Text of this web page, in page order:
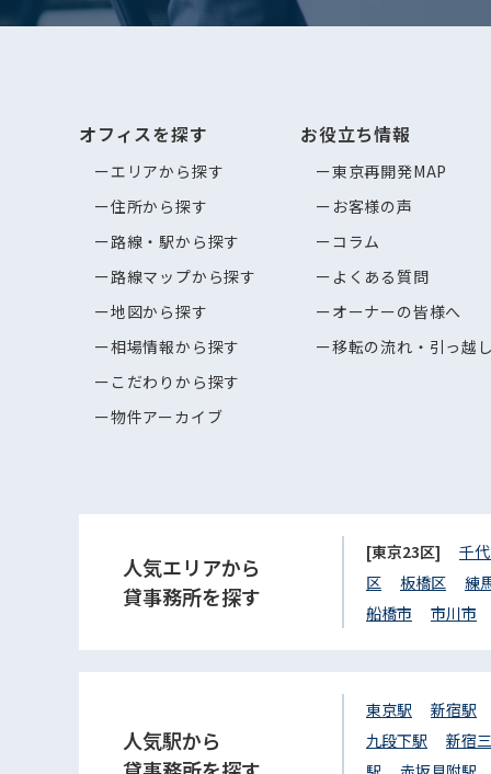
オフィスを探す
エリアから探す
住所から探す
路線・駅から探す
路線マップから探す
地図から探す
相場情報から探す
こだわりから探す
物件アーカイブ
お役立ち情報
東京再開発MAP
お客様の声
コラム
よくある質問
オーナーの皆様へ
移転の流れ・引っ越
人気エリアから
貸事務所を探す
[東京23区] 千
区
板橋区
練
船橋市
市川市
人気駅から
東京駅
新宿駅
九段下駅
新宿